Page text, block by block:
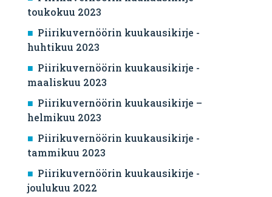
toukokuu 2023
Piirikuvernöörin kuukausikirje -
huhtikuu 2023
Piirikuvernöörin kuukausikirje -
maaliskuu 2023
Piirikuvernöörin kuukausikirje –
helmikuu 2023
Piirikuvernöörin kuukausikirje -
tammikuu 2023
Piirikuvernöörin kuukausikirje -
joulukuu 2022